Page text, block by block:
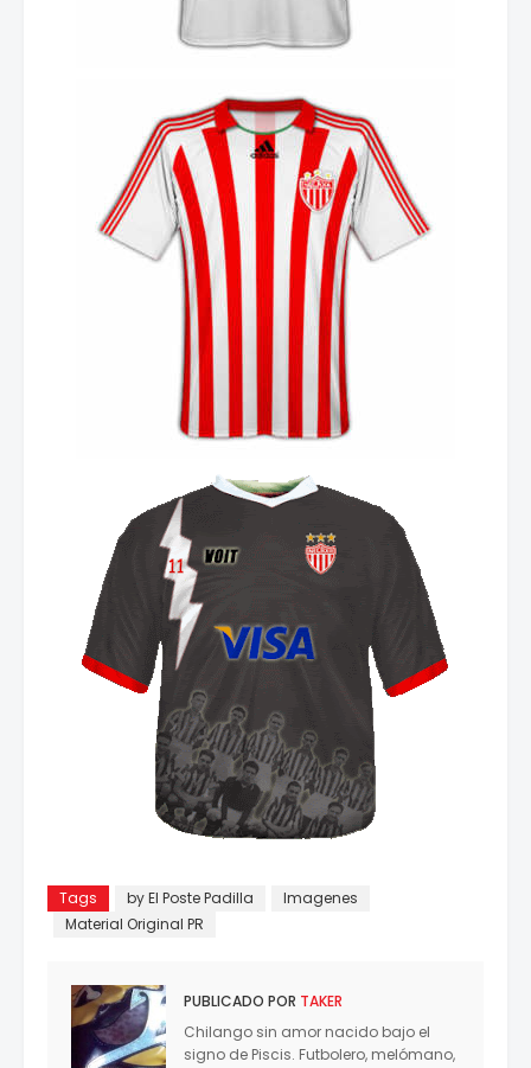
Tags by El Poste Padilla
Imagenes
Material Original PR
PUBLICADO POR TAKER
Chilango sin amor nacido bajo el
signo de Piscis. Futbolero, melómano,